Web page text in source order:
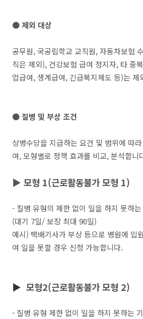
● 제외 대상
공무원, 국공립학교 교직원, 자동차보험
직은 제외), 건강보험 급여 정지자, 타 중
업급여, 생계급여, 긴급복지제도 등)는 제
● 질병 및 부상 조건
상병수당을 지급하는 요건 및 범위에 따
여, 모형별로 정책 효과를 비교, 분석합니
▶ 모형 1(근로활동불가 모형 1)
- 질병 유형의 제한 없이 일을 하지 못하
(대기 7일/ 보장 최대 90일)
예시) 택배기사가 부상 등으로 병원에 입
여 일을 못할 경우 신청 가능합니다.
▶ 모형2(근로활동불가 모형 2)
- 질병 유형 제한 없이 일을 하지 못하는